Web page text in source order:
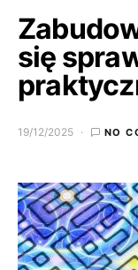
się
19/12/2025 NO